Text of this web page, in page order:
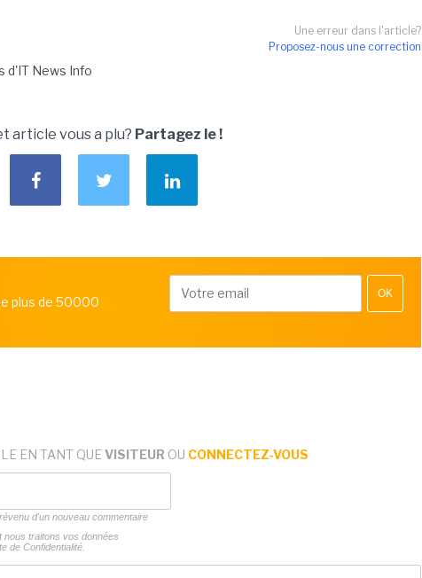
Une erreur dans l'article?
Proposez-nous une correction
d'IT News Info
article vous a plu? Partagez le !
plus de 50000
OK
EN TANT QUE VISITEUR OU CONNECTEZ-VOUS
d'un nouveau commentaire
nous traitons vos données
de Confidentialité.